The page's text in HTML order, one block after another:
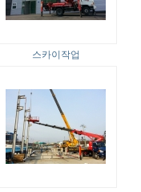
스카이작업